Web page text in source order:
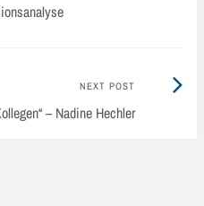
NEXT POST
– Nadine Hechler